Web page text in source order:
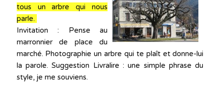
tous un arbre qui nous
parle.
Invitation : Pense au
marronnier de place du
marché. Photographie un arbre qui te plaît et donne-lui
la parole. Suggestion Livralire : une simple phrase du
style, je me souviens.